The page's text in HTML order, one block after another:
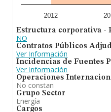
2012
Estructura corporativa -
NO
Contratos Públicos
Ver Información
Incidencias de Fuentes
Ver Información
Operaciones
No constan
Grupo Sector
Energía
Cargos